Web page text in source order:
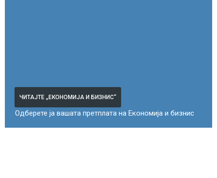
ЧИТАЈТЕ „ЕКОНОМИЈА И БИЗНИС“
Одберете ја вашата претплата на Економија и бизнис